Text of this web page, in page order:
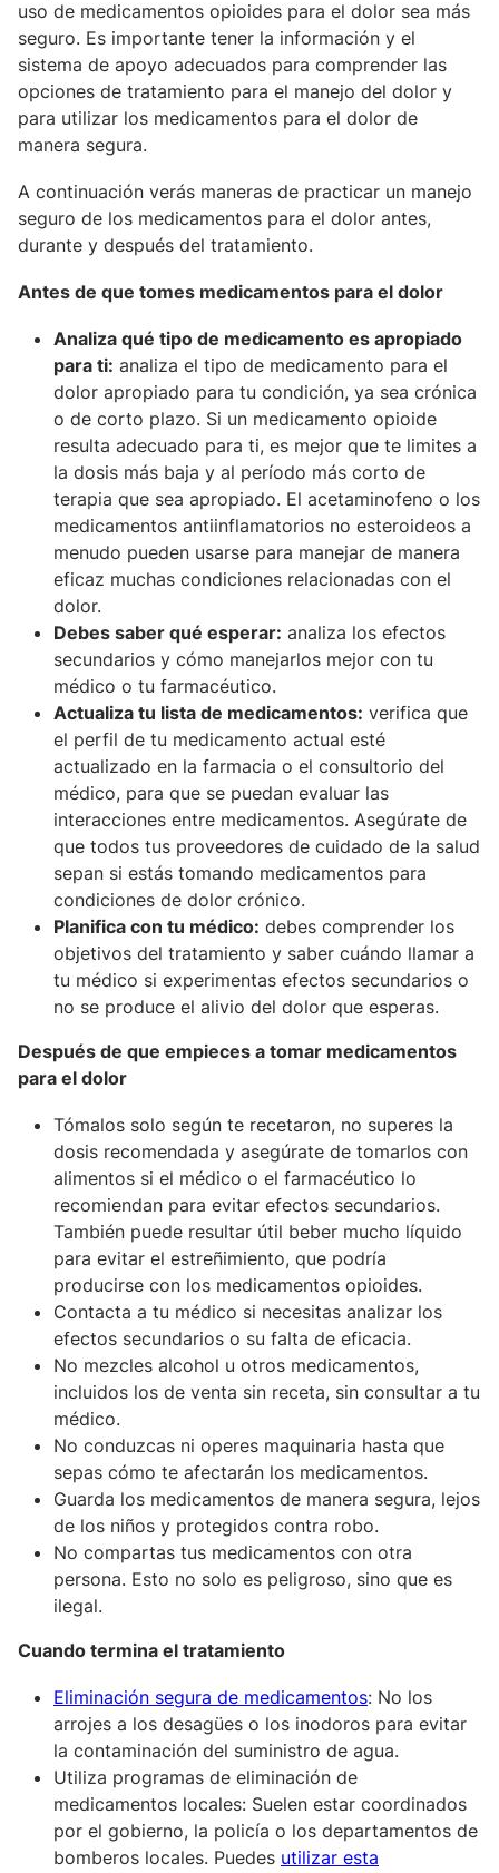
uso de medicamentos opioides para el dolor sea más
seguro. Es importante tener la información y el
sistema de apoyo adecuados para comprender las
opciones de tratamiento para el manejo del dolor y
para utilizar los medicamentos para el dolor de
manera segura.
A continuación verás maneras de practicar un manejo
seguro de los medicamentos para el dolor antes,
durante y después del tratamiento.
Antes de que tomes medicamentos para el dolor
Analiza qué tipo de medicamento es apropiado
para ti: analiza el tipo de medicamento para el
dolor apropiado para tu condición, ya sea crónica
o de corto plazo. Si un medicamento opioide
resulta adecuado para ti, es mejor que te limites a
la dosis más baja y al período más corto de
terapia que sea apropiado. El acetaminofeno o los
medicamentos antiinflamatorios no esteroideos a
menudo pueden usarse para manejar de manera
eficaz muchas condiciones relacionadas con el
dolor.
Debes saber qué esperar: analiza los efectos
secundarios y cómo manejarlos mejor con tu
médico o tu farmacéutico.
Actualiza tu lista de medicamentos: verifica que
el perfil de tu medicamento actual esté
actualizado en la farmacia o el consultorio del
médico, para que se puedan evaluar las
interacciones entre medicamentos. Asegúrate de
que todos tus proveedores de cuidado de la salud
sepan si estás tomando medicamentos para
condiciones de dolor crónico.
Planifica con tu médico: debes comprender los
objetivos del tratamiento y saber cuándo llamar a
tu médico si experimentas efectos secundarios o
no se produce el alivio del dolor que esperas.
Después de que empieces a tomar medicamentos
para el dolor
Tómalos solo según te recetaron, no superes la
dosis recomendada y asegúrate de tomarlos con
alimentos si el médico o el farmacéutico lo
recomiendan para evitar efectos secundarios.
También puede resultar útil beber mucho líquido
para evitar el estreñimiento, que podría
producirse con los medicamentos opioides.
Contacta a tu médico si necesitas analizar los
efectos secundarios o su falta de eficacia.
No mezcles alcohol u otros medicamentos,
incluidos los de venta sin receta, sin consultar a tu
médico.
No conduzcas ni operes maquinaria hasta que
sepas cómo te afectarán los medicamentos.
Guarda los medicamentos de manera segura, lejos
de los niños y protegidos contra robo.
No compartas tus medicamentos con otra
persona. Esto no solo es peligroso, sino que es
ilegal.
Cuando termina el tratamiento
Eliminación segura de medicamentos: No los
arrojes a los desagües o los inodoros para evitar
la contaminación del suministro de agua.
Utiliza programas de eliminación de
medicamentos locales: Suelen estar coordinados
por el gobierno, la policía o los departamentos de
bomberos locales. Puedes utilizar esta